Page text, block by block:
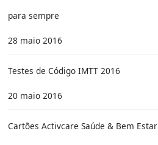
para sempre
28 maio 2016
Testes de Código IMTT 2016
20 maio 2016
Cartões Activcare Saúde & Bem Estar